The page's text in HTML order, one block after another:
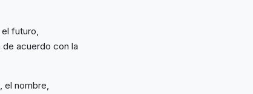
futuro,
acuerdo con la
el nombre,